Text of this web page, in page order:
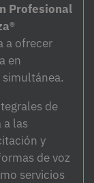
Profesional
a ofrecer
en
de
a las
y
de voz
servicios